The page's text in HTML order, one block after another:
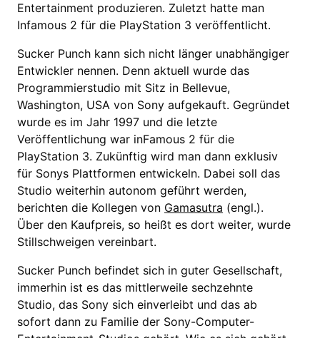
Entertainment produzieren. Zuletzt hatte man
Infamous 2 für die PlayStation 3 veröffentlicht.
Sucker Punch kann sich nicht länger unabhängiger
Entwickler nennen. Denn aktuell wurde das
Programmierstudio mit Sitz in Bellevue,
Washington, USA von Sony aufgekauft. Gegründet
wurde es im Jahr 1997 und die letzte
Veröffentlichung war inFamous 2 für die
PlayStation 3. Zukünftig wird man dann exklusiv
für Sonys Plattformen entwickeln. Dabei soll das
Studio weiterhin autonom geführt werden,
berichten die Kollegen von Gamasutra (engl.).
Über den Kaufpreis, so heißt es dort weiter, wurde
Stillschweigen vereinbart.
Sucker Punch befindet sich in guter Gesellschaft,
immerhin ist es das mittlerweile sechzehnte
Studio, das Sony sich einverleibt und das ab
sofort dann zu Familie der Sony-Computer-